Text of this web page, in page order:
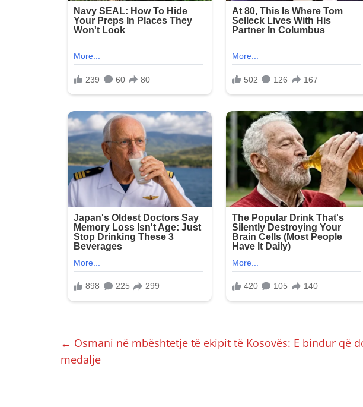
← Osmani në mbështetje të ekipit të Kosovës: E bindur që
medalje